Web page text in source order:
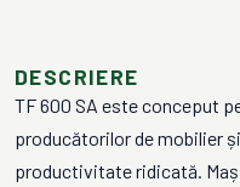
DESCRIERE
TF 600 SA este conceput
producătorilor de mobilier
productivitate ridicată.